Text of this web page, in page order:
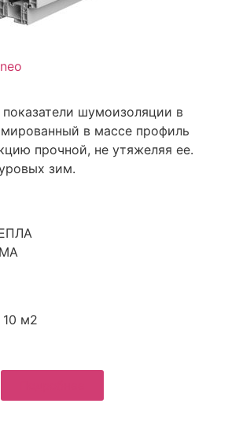
шумоизоляции в
в массе профиль
прочной, не утяжеляя ее.
зим.
10 м2